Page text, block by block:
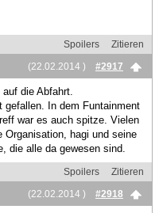
Spoilers
Zitieren
(22.02.2014 )
#2917
die Abfahrt.
gefallen. In dem Funtainment
war es auch spitze. Vielen
Organisation, hagi und seine
die alle da gewesen sind.
Spoilers
Zitieren
(22.02.2014 )
#2918